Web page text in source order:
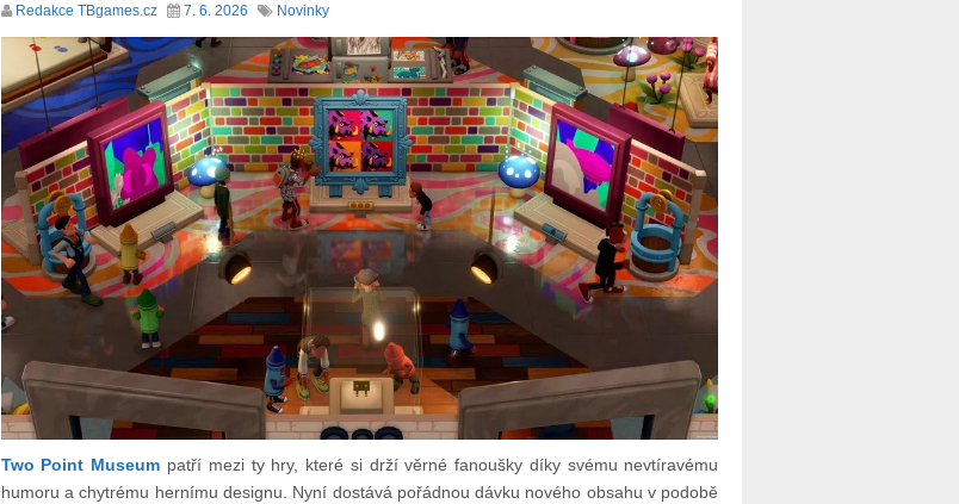
Redakce TBgames.cz 7. 6. 2026 Novinky
Two Point Museum patří mezi ty hry, které si drží věrné fanoušky díky svému nevtíravému
humoru a chytrému hernímu designu. Nyní dostává pořádnou dávku nového obsahu v podobě